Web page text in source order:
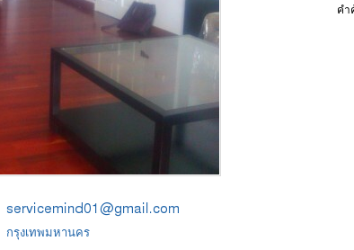
กรุงเทพมหานคร
คำ